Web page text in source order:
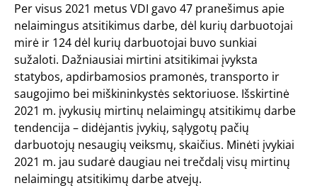
Per visus 2021 metus VDI gavo 47 pranešimus apie
nelaimingus atsitikimus darbe, dėl kurių darbuotojai
mirė ir 124 dėl kurių darbuotojai buvo sunkiai
sužaloti. Dažniausiai mirtini atsitikimai įvyksta
statybos, apdirbamosios pramonės, transporto ir
saugojimo bei miškininkystės sektoriuose. Išskirtinė
2021 m. įvykusių mirtinų nelaimingų atsitikimų darbe
tendencija – didėjantis įvykių, sąlygotų pačių
darbuotojų nesaugių veiksmų, skaičius. Minėti įvykiai
2021 m. jau sudarė daugiau nei trečdalį visų mirtinų
nelaimingų atsitikimų darbe atvejų.